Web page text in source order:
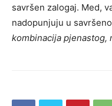
savršen zalogaj. Med,
nadopunjuju u
kombinacija pjenastog,